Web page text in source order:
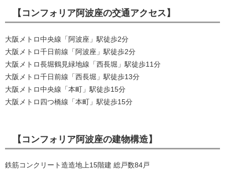
【コンフォリア阿波座の交通アクセス】
大阪メトロ中央線「阿波座」駅徒歩2分
大阪メトロ千日前線「阿波座」駅徒歩2分
大阪メトロ長堀鶴見緑地線「西長堀」駅徒歩11分
大阪メトロ千日前線「西長堀」駅徒歩13分
大阪メトロ中央線「本町」駅徒歩15分
大阪メトロ四つ橋線「本町」駅徒歩15分
【コンフォリア阿波座の建物構造】
鉄筋コンクリート造造地上15階建 総戸数84戸